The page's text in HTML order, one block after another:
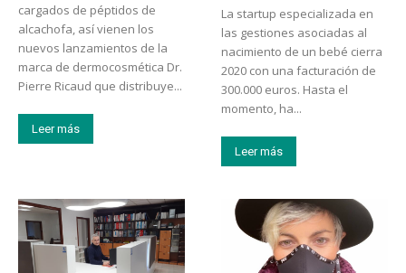
cargados de péptidos de
alcachofa, así vienen los
nuevos lanzamientos de la
marca de dermocosmética Dr.
Pierre Ricaud que distribuye...
Leer más
La startup especializada en
las gestiones asociadas al
nacimiento de un bebé cierra
2020 con una facturación de
300.000 euros. Hasta el
momento, ha...
Leer más